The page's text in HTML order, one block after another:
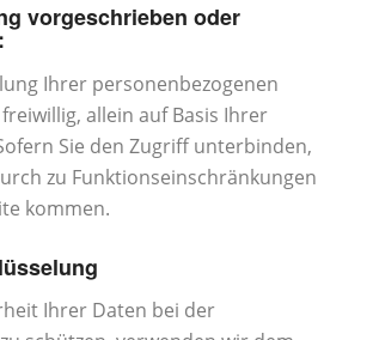
vorgeschrieben oder
Ihrer personenbezogenen
allein auf Basis Ihrer
Sie den Zugriff unterbinden,
zu Funktionseinschränkungen
kommen.
Ihrer Daten bei der